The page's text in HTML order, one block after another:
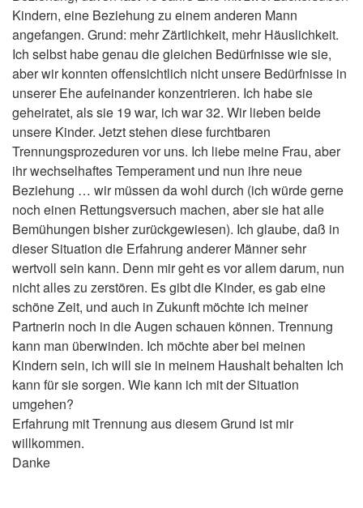
Kindern, eine Beziehung zu einem anderen Mann
angefangen. Grund: mehr Zärtlichkeit, mehr Häuslichkeit.
Ich selbst habe genau die gleichen Bedürfnisse wie sie,
aber wir konnten offensichtlich nicht unsere Bedürfnisse in
unserer Ehe aufeinander konzentrieren. Ich habe sie
geheiratet, als sie 19 war, ich war 32. Wir lieben beide
unsere Kinder. Jetzt stehen diese furchtbaren
Trennungsprozeduren vor uns. Ich liebe meine Frau, aber
ihr wechselhaftes Temperament und nun ihre neue
Beziehung … wir müssen da wohl durch (ich würde gerne
noch einen Rettungsversuch machen, aber sie hat alle
Bemühungen bisher zurückgewiesen). Ich glaube, daß in
dieser Situation die Erfahrung anderer Männer sehr
wertvoll sein kann. Denn mir geht es vor allem darum, nun
nicht alles zu zerstören. Es gibt die Kinder, es gab eine
schöne Zeit, und auch in Zukunft möchte ich meiner
Partnerin noch in die Augen schauen können. Trennung
kann man überwinden. Ich möchte aber bei meinen
Kindern sein, ich will sie in meinem Haushalt behalten Ich
kann für sie sorgen. Wie kann ich mit der Situation
umgehen?
Erfahrung mit Trennung aus diesem Grund ist mir
willkommen.
Danke